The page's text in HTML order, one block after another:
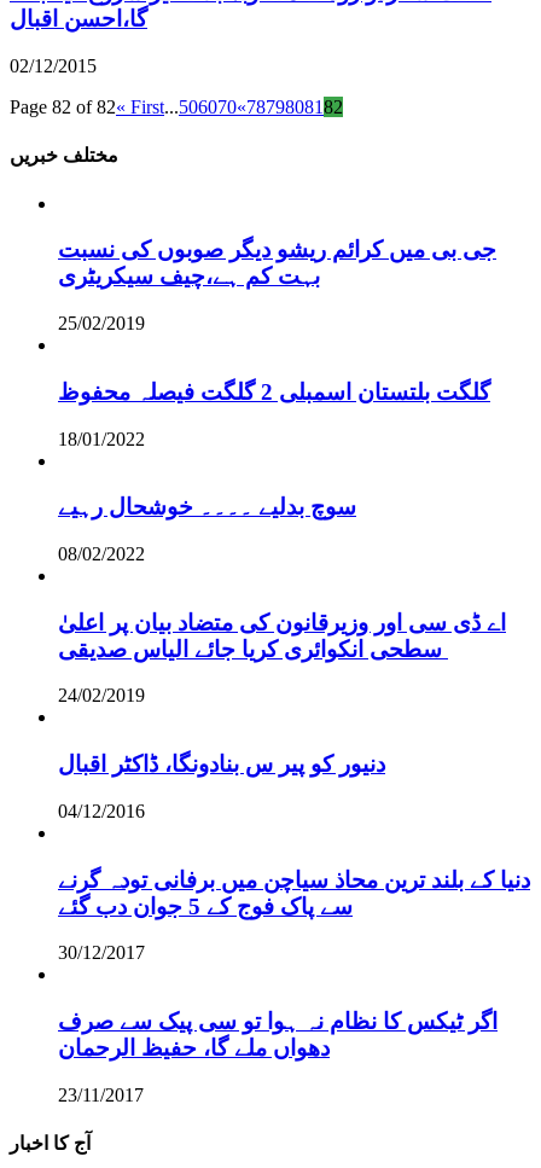
گا،احسن اقبال
02/12/2015
Page 82 of 82« First...506070«7879808182
مختلف خبریں
جی بی میں کرائم ریشو دیگر صوبوں کی نسبت
بہت کم ہے،چیف سیکریٹری
25/02/2019
گلگت بلتستان اسمبلی 2 گلگت فیصلہ محفوظ
18/01/2022
سوچ بدلیے ۔۔۔۔ خوشحال رہیے
08/02/2022
اے ڈی سی اور وزیرقانون کی متضاد بیان پر اعلیٰ
24/02/2019
دنیور کو پیر س بنادونگا، ڈاکٹر اقبال
04/12/2016
دنیا کے بلند ترین محاذ سیاچن میں برفانی تودہ گرنے
سے پاک فوج کے 5 جوان دب گئے
30/12/2017
اگر ٹیکس کا نظام نہ ہوا تو سی پیک سے صرف
دھواں ملے گا، حفیظ الرحمان
23/11/2017
آج کا اخبار